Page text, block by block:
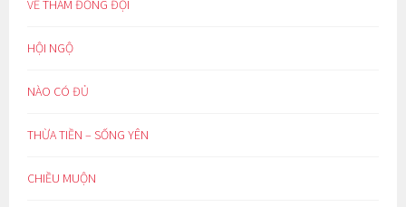
VỀ THĂM ĐỒNG ĐỘI
HỘI NGỘ
NÀO CÓ ĐỦ
THỪA TIỀN – SỐNG YÊN
CHIỀU MUỘN